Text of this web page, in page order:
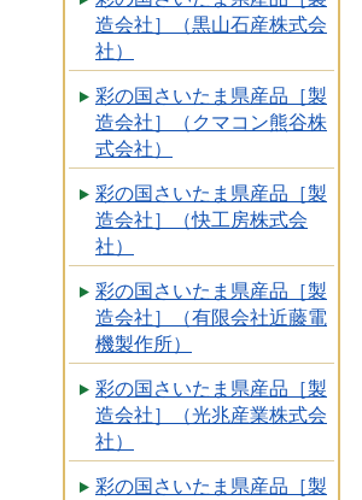
造会社］（黒山石産株式会
社）
彩の国さいたま県産品［製
造会社］（クマコン熊谷株
式会社）
彩の国さいたま県産品［製
造会社］（快工房株式会
社）
彩の国さいたま県産品［製
造会社］（有限会社近藤電
機製作所）
彩の国さいたま県産品［製
造会社］（光兆産業株式会
社）
彩の国さいたま県産品［製